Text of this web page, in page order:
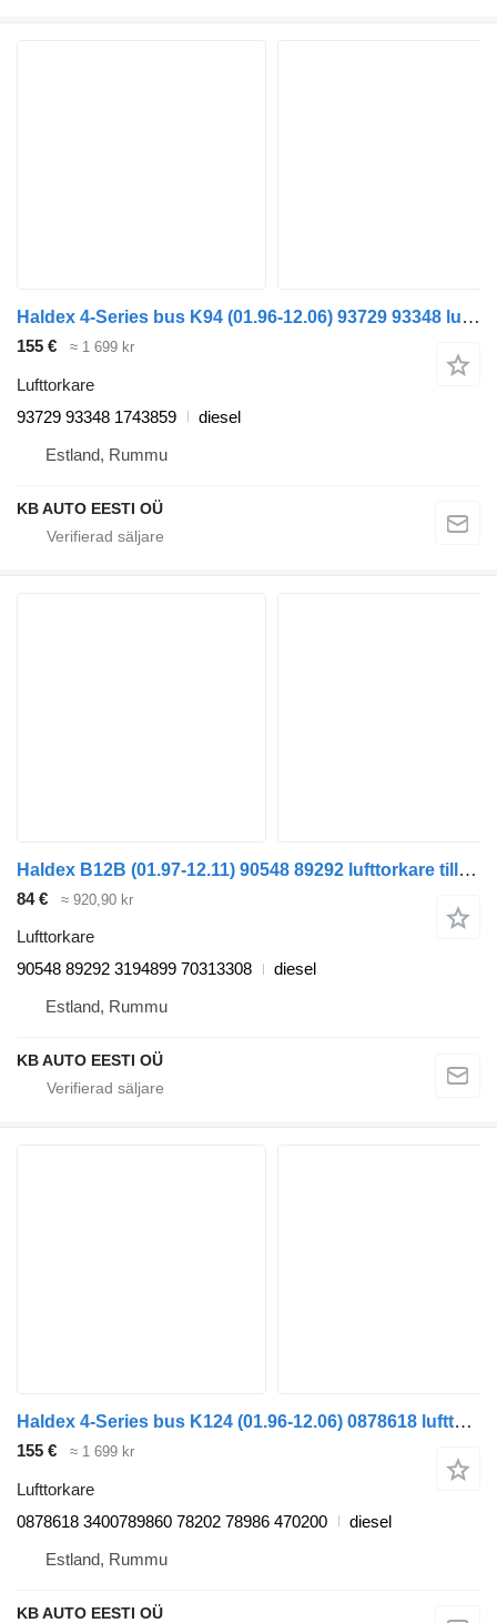
Haldex 4-Series bus K94 (01.96-12.06) 93729 93348 lufttorkare till Scania 4-series bus (1995-2006) buss
155 € ≈ 1 699 kr
Lufttorkare
93729 93348 1743859
diesel
Estland, Rummu
KB AUTO EESTI OÜ
Haldex B12B (01.97-12.11) 90548 89292 lufttorkare till Volvo B6, B7, B9, B10, B12 bus (1978-2011) buss
84 € ≈ 920,90 kr
Lufttorkare
90548 89292 3194899 70313308
diesel
Estland, Rummu
KB AUTO EESTI OÜ
Haldex 4-Series bus K124 (01.96-12.06) 0878618 lufttorkare till Scania 4-series bus (1995-2006) buss
155 € ≈ 1 699 kr
Lufttorkare
0878618 3400789860 78202 78986 470200
diesel
Estland, Rummu
KB AUTO EESTI OÜ